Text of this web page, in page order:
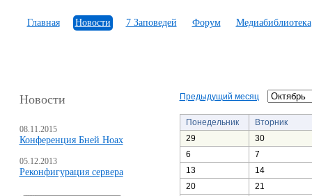
Главная Новости 7 Заповедей Форум Медиабиблиотека
Новости
08.11.2015
Конференция Бней Ноах
05.12.2013
Реконфигурация сервера
Предыдущий месяц
Понедельник
Вторник
29
30
6
7
13
14
20
21